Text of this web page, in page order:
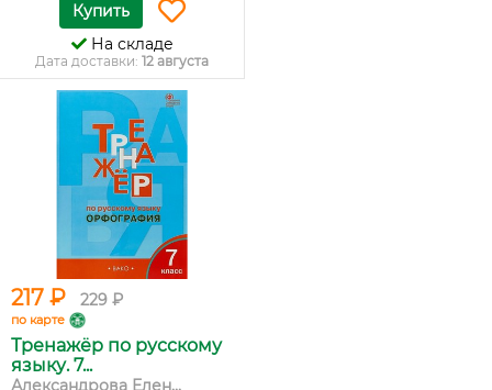
Купить
На складе
Дата доставки: 12 августа
217 ₽ 229 ₽
по карте
Тренажёр по русскому
языку. 7...
Александрова Елен...